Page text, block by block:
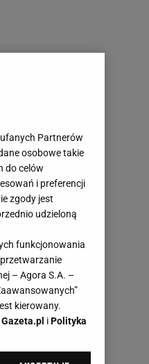
Partnerów
osobowe takie
do celów
i preferencji
zgody jest
udzieloną
funkcjonowania
– Agora S.A. –
kierowany.
iPolityka